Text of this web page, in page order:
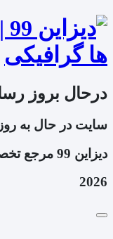
درحال بروز
سایت در حال به
دیزاین 99 مرجع تخصصی طرح های گرافیکی
2026